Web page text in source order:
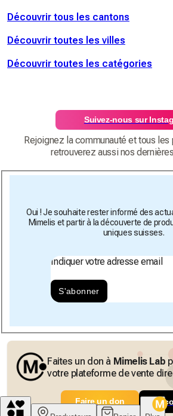
Découvrir tous les cantons
Découvrir toutes les villes
Découvrir toutes les catégories
Suivez-nous sur
Rejoignez la communauté et tous les
retrouverez aussi nos
Oui ! Je souhaite rester informé des
Mimelis et partir à la découverte de
uniques suisses.
Indiquer votre adresse email
S'abonner
Faites un don à Mimelis Lab
votre plateforme de vente
Faire un don